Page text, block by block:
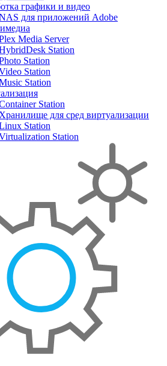
графики и видео
для приложений Adobe
Media Server
Station
Station
Station
Station
Station
Хранилище для сред виртуализации
Station
Station